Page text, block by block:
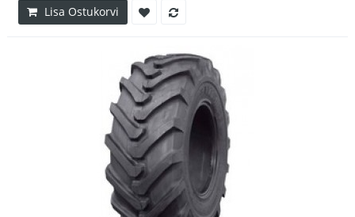
Lisa Ostukorvi